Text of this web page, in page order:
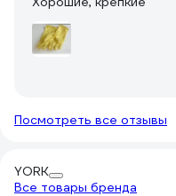
Посмотреть все отзывы
YORK
Все товары бренда